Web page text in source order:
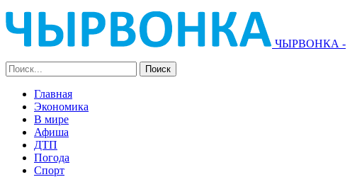
ЧЫРВОНКА -
Главная
Экономика
В мире
Афиша
ДТП
Погода
Спорт